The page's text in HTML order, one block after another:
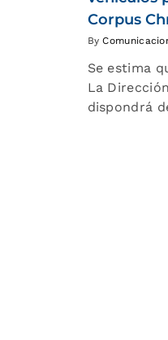
Corpus
By
Se estima
La
dispondrá